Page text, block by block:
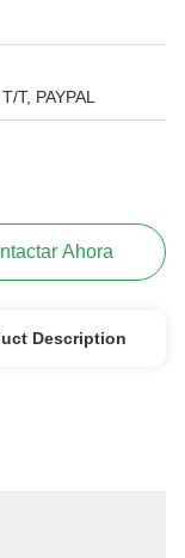
T, PAYPAL
Ahora
Description